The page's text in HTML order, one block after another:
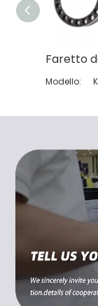
Modello: